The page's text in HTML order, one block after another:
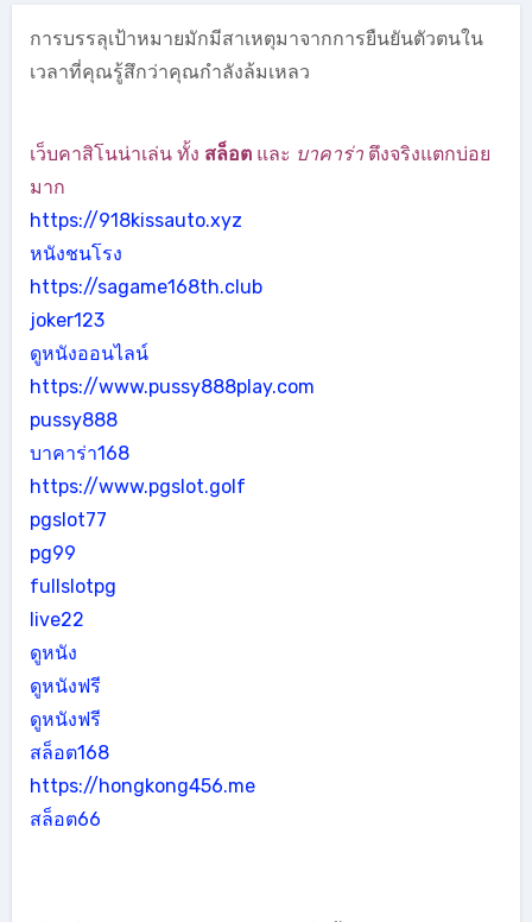
การบรรลุเป้าหมายมักมีสาเหตุมาจากการยืนยันตัวตนใน
เวลาที่คุณรู้สึกว่าคุณกำลังล้มเหลว
เว็บคาสิโนน่าเล่น ทั้ง สล็อตและ บาคาร่าตึงจริงแตกบ่อย
มาก
https://918kissauto.xyz
หนังชนโรง
https://sagame168th.club
joker123
ดูหนังออนไลน์
https://www.pussy888play.com
pussy888
บาคาร่า168
https://www.pgslot.golf
pgslot77
pg99
fullslotpg
live22
ดูหนัง
ดูหนังฟรี
ดูหนังฟรี
สล็อต168
https://hongkong456.me
สล็อต66